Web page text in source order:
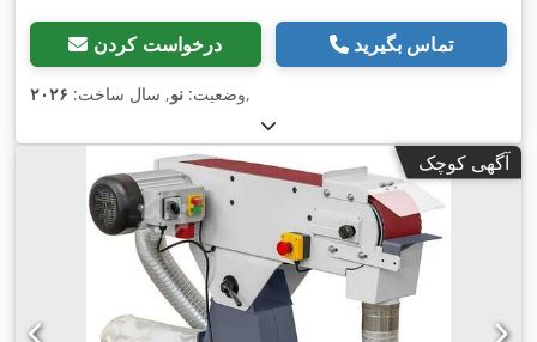
درخواست کردن تماس بگیرید
وضعیت: نو, سال ساخت: ۲۰۲۶ ,
آگهی کوچک